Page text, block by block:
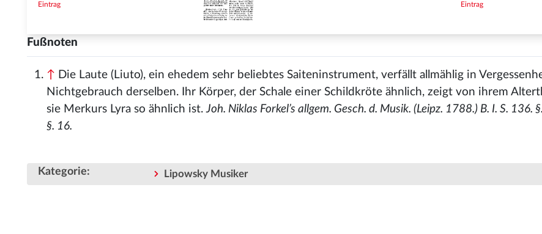
Eintrag
Eintrag
Fußnoten
↑ Die Laute (Liuto), ein ehedem sehr beliebtes Saiteninstrument, verfällt allmählig in
Nichtgebrauch derselben. Ihr Körper, der Schale einer Schildkröte ähnlich, zeigt von ihrem
sie Merkurs Lyra so ähnlich ist.Joh. Niklas Forkel’s allgem. Gesch. d. Musik. (Leipz. 1788.) B. I. S. 136.
§. 16.
Kategorie: Lipowsky Musiker